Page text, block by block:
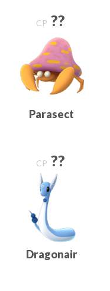
CP ??
Parasect
CP ??
Dragonair